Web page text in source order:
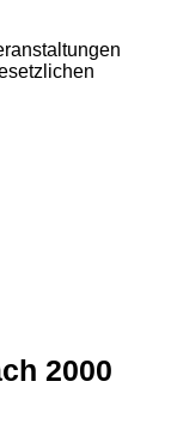
2000